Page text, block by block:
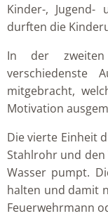
Kinder-, Jugend-
durften die
In der
verschiedenste
mitgebracht,
Motivation
Die vierte Einheit
Stahlrohr und den
Wasser pumpt.
halten und damit
Feuerwehrmann